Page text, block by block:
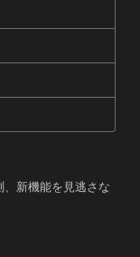
新機能を見逃さな